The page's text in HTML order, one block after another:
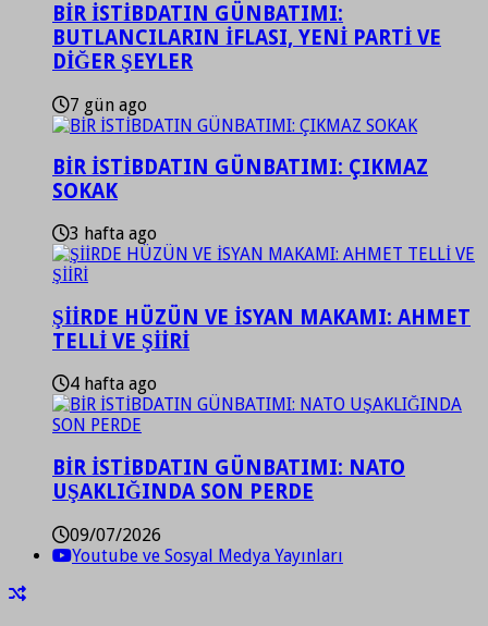
BİR İSTİBDATIN GÜNBATIMI:
BUTLANCILARIN İFLASI, YENİ PARTİ VE
DİĞER ŞEYLER
7 gün ago
BİR İSTİBDATIN GÜNBATIMI: ÇIKMAZ
SOKAK
3 hafta ago
ŞİİRDE HÜZÜN VE İSYAN MAKAMI: AHMET
TELLİ VE ŞİİRİ
4 hafta ago
BİR İSTİBDATIN GÜNBATIMI: NATO
UŞAKLIĞINDA SON PERDE
09/07/2026
Youtube ve Sosyal Medya Yayınları